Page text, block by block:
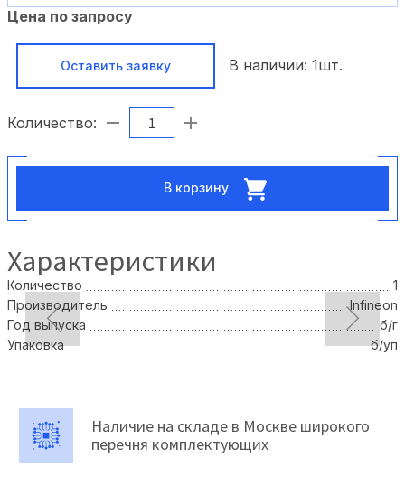
Цена по запросу
Оставить заявку В наличии: 1шт.
Количество:
В корзину
Характеристики
Количество
1
Производитель
Infineon
Год выпуска
б/г
Упаковка
б/уп
Наличие на складе в Москве широкого
перечня комплектующих